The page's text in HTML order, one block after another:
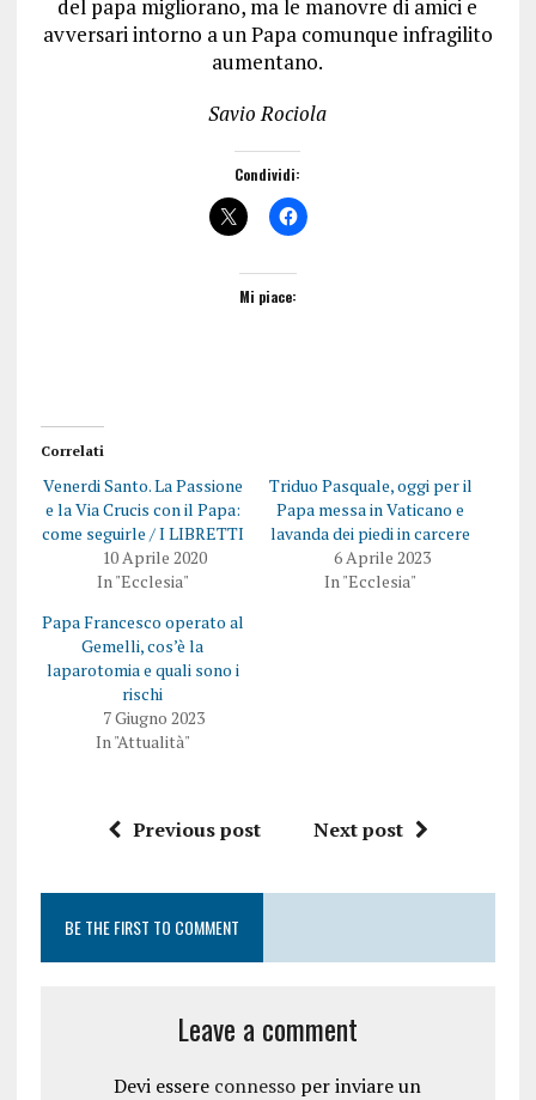
del papa migliorano, ma le manovre di amici e
avversari intorno a un Papa comunque infragilito
aumentano.
Savio Rociola
Condividi:
Mi piace:
Correlati
Venerdi Santo. La Passione
e la Via Crucis con il Papa:
come seguirle / I LIBRETTI
10 Aprile 2020
In "Ecclesia"
Triduo Pasquale, oggi per il
Papa messa in Vaticano e
lavanda dei piedi in carcere
6 Aprile 2023
In "Ecclesia"
Papa Francesco operato al
Gemelli, cos’è la
laparotomia e quali sono i
rischi
7 Giugno 2023
In "Attualità"
Previous post Next post
BE THE FIRST TO COMMENT
Leave a comment
Devi essere connesso per inviare un